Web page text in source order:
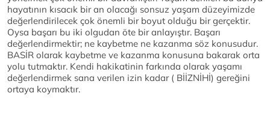
hayatının kısacık bir an olacağı sonsuz yaşam düzeyimizde
değerlendirilecek çok önemli bir boyut olduğu bir gerçektir.
Oysa başarı bu iki olgudan öte bir anlayıştır. Başarı
değerlendirmektir; ne kaybetme ne kazanma söz konusudur.
BASİR olarak kaybetme ve kazanma konusuna bakarak orta
yolu tutmaktır. Kendi hakikatinin farkında olarak yaşamı
değerlendirmek sana verilen izin kadar ( BİİZNİHİ) gereğini
ortaya koymaktır.